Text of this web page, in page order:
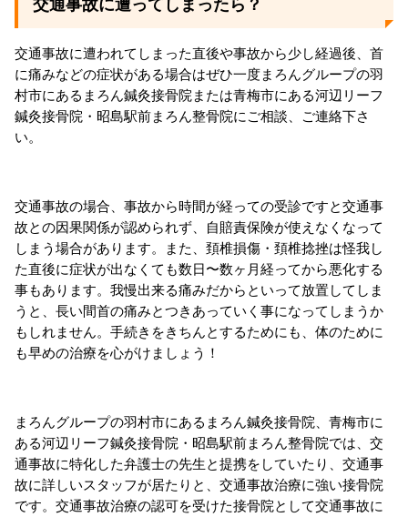
交通事故に遭ってしまったら？
交通事故に遭われてしまった直後や事故から少し経過後、首
に痛みなどの症状がある場合はぜひ一度まろんグループの羽
村市にあるまろん鍼灸接骨院または青梅市にある河辺リーフ
鍼灸接骨院・昭島駅前まろん整骨院にご相談、ご連絡下さ
い。
交通事故の場合、事故から時間が経っての受診ですと交通事
故との因果関係が認められず、自賠責保険が使えなくなって
しまう場合があります。また、頚椎損傷・頚椎捻挫は怪我し
た直後に症状が出なくても数日〜数ヶ月経ってから悪化する
事もあります。我慢出来る痛みだからといって放置してしま
うと、長い間首の痛みとつきあっていく事になってしまうか
もしれません。手続きをきちんとするためにも、体のために
も早めの治療を心がけましょう！
まろんグループの羽村市にあるまろん鍼灸接骨院、青梅市に
ある河辺リーフ鍼灸接骨院・昭島駅前まろん整骨院では、交
通事故に特化した弁護士の先生と提携をしていたり、交通事
故に詳しいスタッフが居たりと、交通事故治療に強い接骨院
です。交通事故治療の認可を受けた接骨院として交通事故に